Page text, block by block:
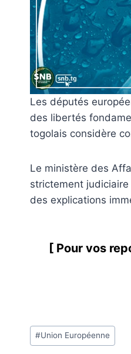
Les députés
des libertés
togolais considère
Le ministère des
strictement
des explications
[ Pour vos
Étiquettes
de
#Union Européenne